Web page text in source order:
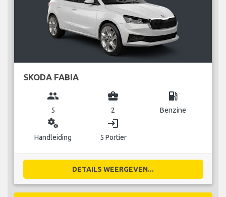
SKODA FABIA
group
5
business_center
2
local_gas_station
Benzine
miscellaneous_services
Handleiding
login
5 Portier
DETAILS WEERGEVEN...